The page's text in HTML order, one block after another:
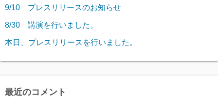
9/10 プレスリリースのお知らせ
8/30 講演を行いました。
本日、プレスリリースを行いました。
最近のコメント